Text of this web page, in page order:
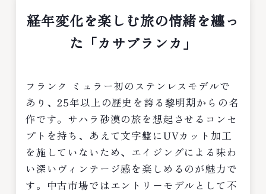
経年変化を楽しむ旅の情緒を纏っ
た「カサブランカ」
フランク ミュラー初のステンレスモデルで
あり、25年以上の歴史を誇る黎明期からの名
作です。サハラ砂漠の旅を想起させるコンセ
プトを持ち、あえて文字盤にUVカット加工
を施していないため、エイジングによる味わ
い深いヴィンテージ感を楽しめるのが魅力で
す。中古市場ではエントリーモデルとして不